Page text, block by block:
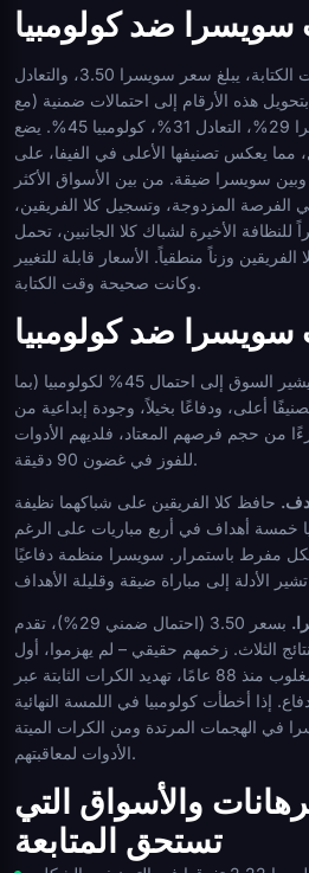
سويسرا ضد كولومبيا
بناءً على الأسعار المتاحة وقت الكتابة، يبلغ سعر سويسرا 3.50، والتعادل
وكولومبيا 2.22. بتحويل هذه الأرقام إلى احتمالات ضمنية (مع
احتساب الهامش): سويسرا 29%، التعادل 31%، كولومبيا 45%. يضع
مما يعكس تصنيفها الأعلى في الفيفا، على
وبين سويسرا ضيقة. من بين الأسواق الأكثر
الفرصة المزدوجة، وتسجيل كلا الفريقين،
هدف. نظراً للنظافة الأخيرة لشباك كلا الجانبين، تحمل
وزناً منطقياً. الأسعار قابلة للتغيير
وكانت صحيحة وقت الكتابة.
سويسرا ضد كولومبيا
يشير السوق إلى احتمال 45% لكولومبيا (بما
أعلى، ودفاعًا بخيلاً، وجودة إبداعية من
من حجم فرصهم المعتاد، فلديهم الأدوات
للفوز في غضون 90 دقيقة.
حافظ كلا الفريقين على شباكهما نظيفة
كولومبيا خمسة أهداف في أربع مباريات على الرغم
مفرط باستمرار. سويسرا منظمة دفاعيًا
بسعر 3.50 (احتمال ضمني 29%)، تقدم
الثلاث. زخمهم حقيقي – لم يهزموا، أول
فوز في مراحل خروج المغلوب منذ 88 عامًا، تهديد الكرات الثابتة عبر
إذا أخطأت كولومبيا في اللمسة النهائية
في الهجمات المرتدة ومن الكرات الميتة
الأدوات لمعاقبتهم.
والأسواق التي
تستحق المتابعة